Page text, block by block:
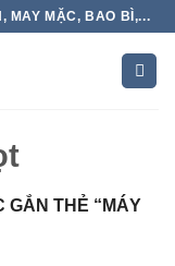
MAY MẶC, BAO BÌ,...
GẮN THẺ “MÁY